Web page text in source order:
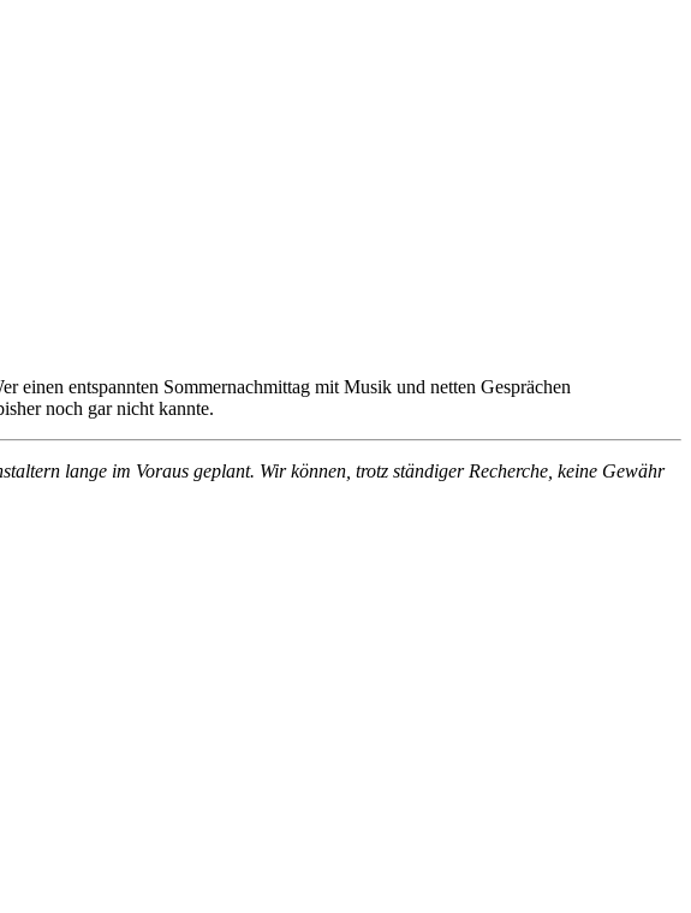
einen entspannten Sommernachmittag mit Musik und netten Gesprächen
noch gar nicht kannte.
lange im Voraus geplant. Wir können, trotz ständiger Recherche, keine Gewähr